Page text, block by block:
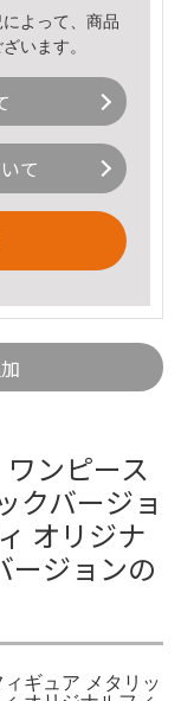
よって、商品
います。
て
ンピース
クバージョ
オリジナ
ージョンの
ギュア メタリッ